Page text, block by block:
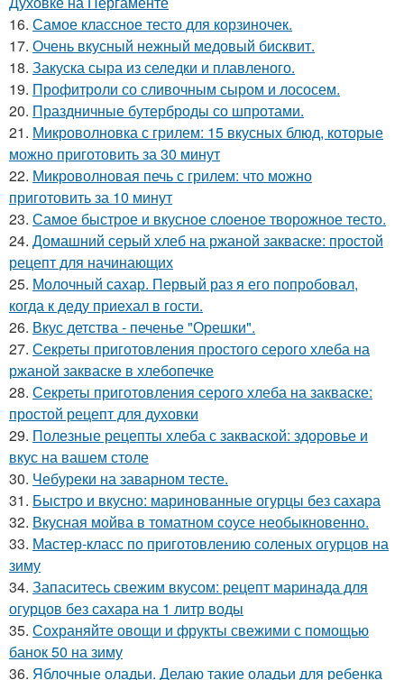
16. Самое классное тесто для корзиночек.
17. Очень вкусный нежный медовый бисквит.
18. Закуска сыра из селедки и плавленого.
19. Профитроли со сливочным сыром и лососем.
20. Праздничные бутерброды со шпротами.
21. Микроволновка с грилем: 15 вкусных блюд, которые
можно приготовить за 30 минут
22. Микроволновая печь с грилем: что можно
приготовить за 10 минут
23. Самое быстрое и вкусное слоеное творожное тесто.
24. Домашний серый хлеб на ржаной закваске: простой
рецепт для начинающих
25. Молочный сахар. Первый раз я его попробовал,
когда к деду приехал в гости.
26. Вкус детства - печенье "Орешки".
27. Секреты приготовления простого серого хлеба на
ржаной закваске в хлебопечке
28. Секреты приготовления серого хлеба на закваске:
простой рецепт для духовки
29. Полезные рецепты хлеба с закваской: здоровье и
вкус на вашем столе
30. Чебуреки на заварном тесте.
31. Быстро и вкусно: маринованные огурцы без сахара
32. Вкусная мойва в томатном соусе необыкновенно.
33. Мастер-класс по приготовлению соленых огурцов на
зиму
34. Запаситесь свежим вкусом: рецепт маринада для
огурцов без сахара на 1 литр воды
35. Сохраняйте овощи и фрукты свежими с помощью
банок 50 на зиму
36. Яблочные оладьи. Делаю такие оладьи для ребенка